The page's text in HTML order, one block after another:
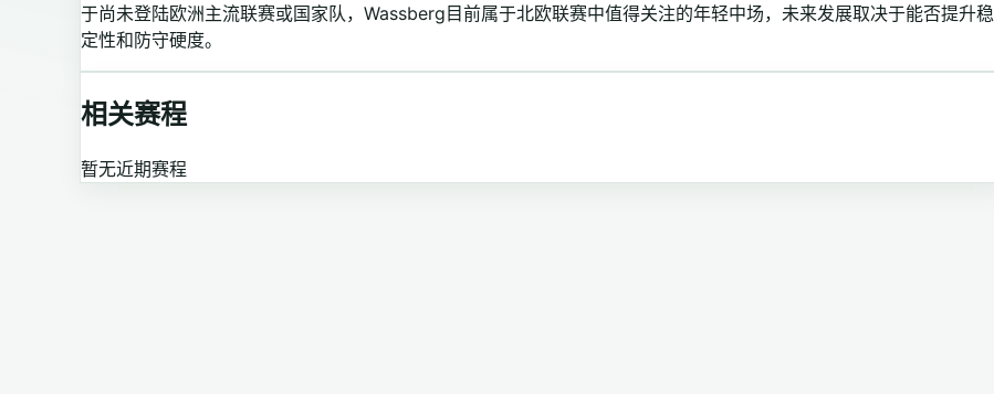
于尚未登陆欧洲主流联赛或国家队，Wassberg目前属于北欧联赛中值得关注的年轻中场，未来发展取决于能否提升稳
定性和防守硬度。
相关赛程
暂无近期赛程